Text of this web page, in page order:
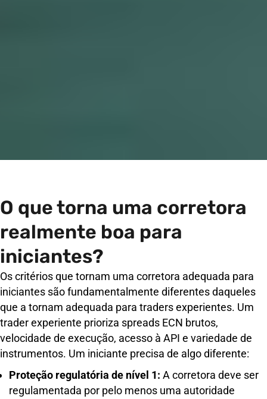
O que torna uma corretora
realmente boa para
iniciantes?
Os critérios que tornam uma corretora adequada para
iniciantes são fundamentalmente diferentes daqueles
que a tornam adequada para traders experientes. Um
trader experiente prioriza spreads ECN brutos,
velocidade de execução, acesso à API e variedade de
instrumentos. Um iniciante precisa de algo diferente:
Proteção regulatória de nível 1: A corretora deve ser
regulamentada por pelo menos uma autoridade